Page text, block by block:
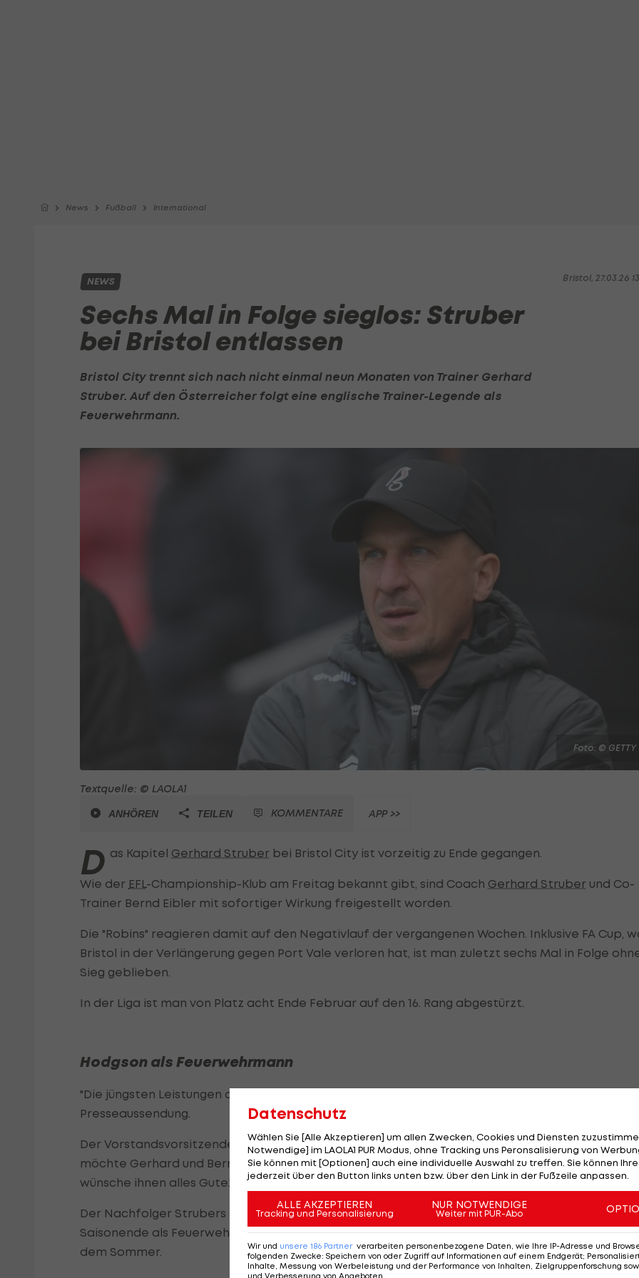
News Fußball International
Bristol, 27.03.26
NEWS
Sechs Mal in Folge sieglos: Struber
bei Bristol entlassen
Bristol City trennt sich nach nicht einmal neun Monaten von Trainer Gerhard
Struber. Auf den Österreicher folgt eine englische Trainer-Legende als
Feuerwehrmann.
Foto: © GETTY
Textquelle: © LAOLA1
ANHÖREN TEILEN KOMMENTARE APP >>
D as Kapitel Gerhard Struber bei Bristol City ist vorzeitig zu Ende gegangen.
Wie der EFL-Championship-Klub am Freitag bekannt gibt, sind Coach Gerhard Struber und Co-
Trainer Bernd Eibler mit sofortiger Wirkung freigestellt worden.
Die "Robins" reagieren damit auf den Negativlauf der vergangenen Wochen. Inklusive FA Cup,
Bristol in der Verlängerung gegen Port Vale verloren hat, ist man zuletzt sechs Mal in Folge
Sieg geblieben.
In der Liga ist man von Platz acht Ende Februar auf den 16. Rang abgestürzt.
Hodgson als Feuerwehrmann
"Die jüngsten Leistungen des Klubs haben nicht den Erwartungen entsprochen", heißt es in einer
Presseaussendung.
Der Vorstandsvorsitzende Charlie Boss bedankt sich beim österreichischen Trainer-Team: "Ich
möchte Gerhard und Bernd für ihre harte Arbeit über die vergangenen neun Monate Danken
wünsche ihnen alles Gute."
Der Nachfolger Strubers steht bereits fest: Ex-Liverpool-Trainer Roy Hodgson springt bis
Saisonende als Feuerwehrmann ein. In der Zwischenzeit sucht Bristol nach einer Dauerlösung
dem Sommer.
Datenschutz
Wählen Sie [Alle Akzeptieren] um allen Zwecken, Cookies und Diensten
Notwendige] im LAOLA1 PUR Modus, ohne Tracking uns Peronsalisierung von
Sie können mit [Optionen] auch eine individuelle Auswahl zu treffen. Sie können
jederzeit über den Button links unten bzw. über den Link in der Fußzeile anpassen.
ALLE AKZEPTIEREN
Tracking und Personalisierung
NUR NOTWENDIGE
Weiter mit PUR-Abo
Wir und unsere 186 Partner verarbeiten personenbezogene Daten, wie Ihre IP-Adresse und
folgenden Zwecke: Speichern von oder Zugriff auf Informationen auf einem Endgerät;
Inhalte, Messung von Werbeleistung und der Performance von Inhalten, Zielgruppenforschung
und Verbesserung von Angeboten.